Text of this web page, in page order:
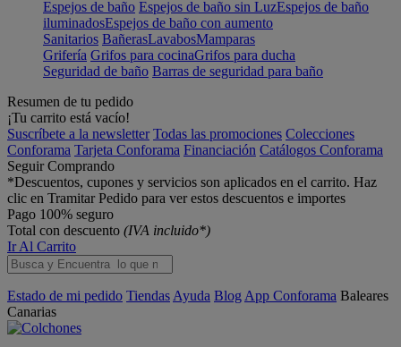
Espejos de baño Espejos de baño sin LuzEspejos de baño
iluminadosEspejos de baño con aumento
Sanitarios BañerasLavabosMamparas
Grifería Grifos para cocinaGrifos para ducha
Seguridad de baño Barras de seguridad para baño
Resumen de tu pedido
¡Tu carrito está vacío!
Suscríbete a la newsletter Todas las promociones Colecciones
Conforama Tarjeta Conforama Financiación Catálogos Conforama
Seguir Comprando
*Descuentos, cupones y servicios son aplicados en el carrito. Haz
clic en Tramitar Pedido para ver estos descuentos e importes
Pago 100% seguro
Total con descuento (IVA incluido*)
Ir Al Carrito
Estado de mi pedido Tiendas Ayuda Blog App Conforama Baleares
Canarias